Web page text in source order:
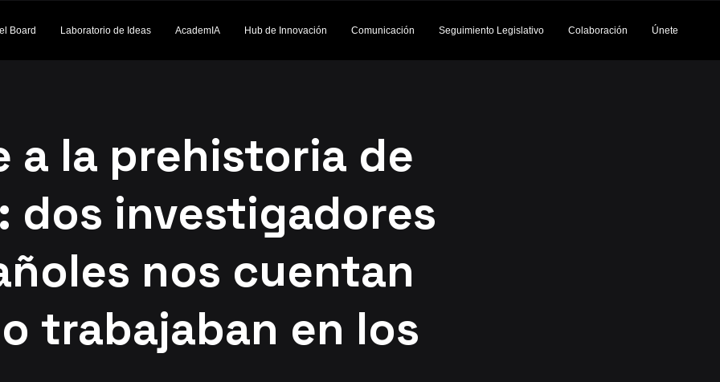
Board Laboratorio de Ideas AcademIA Hub de Innovación Comunicación Seguimiento Legislativo Colaboración Únete
a la prehistoria de
dos investigadores
nos cuentan
trabajaban en los